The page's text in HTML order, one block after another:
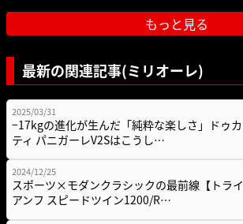
もっと見る
最新の関連記事(ミリオーレ)
2025/03/31
−17kgの進化が生んだ「純粋な楽しさ」ドゥカ
ティ パニガーレV2Sはこうし…
2024/12/25
スポーツ×モダンクラシックの最前線【トライ
アンフ スピードツイン1200/R…